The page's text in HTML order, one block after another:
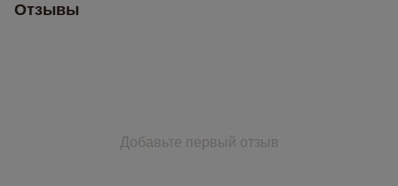
Отзывы
Добавьте первый отзыв